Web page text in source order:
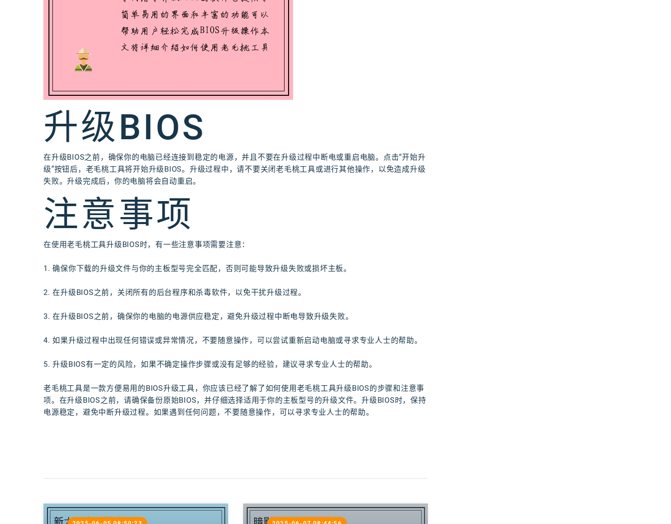
升级BIOS
在升级BIOS之前，确保你的电脑已经连接到稳定的电源，并且不要在升级过程中断电或重启电脑。点击“开始升
级”按钮后，老毛桃工具将开始升级BIOS。升级过程中，请不要关闭老毛桃工具或进行其他操作，以免造成升级
失败。升级完成后，你的电脑将会自动重启。
注意事项
在使用老毛桃工具升级BIOS时，有一些注意事项需要注意：
1. 确保你下载的升级文件与你的主板型号完全匹配，否则可能导致升级失败或损坏主板。
2. 在升级BIOS之前，关闭所有的后台程序和杀毒软件，以免干扰升级过程。
3. 在升级BIOS之前，确保你的电脑的电源供应稳定，避免升级过程中断电导致升级失败。
4. 如果升级过程中出现任何错误或异常情况，不要随意操作，可以尝试重新启动电脑或寻求专业人士的帮助。
5. 升级BIOS有一定的风险，如果不确定操作步骤或没有足够的经验，建议寻求专业人士的帮助。
老毛桃工具是一款方便易用的BIOS升级工具，你应该已经了解了如何使用老毛桃工具升级BIOS的步骤和注意事
项。在升级BIOS之前，请确保备份原始BIOS，并仔细选择适用于你的主板型号的升级文件。升级BIOS时，保持
电源稳定，避免中断升级过程。如果遇到任何问题，不要随意操作，可以寻求专业人士的帮助。